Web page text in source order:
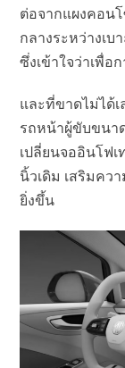
ต่อจากแผงคอน
กลางระหว่างเ
ซึ่งเข้าใจว่าเพื่อ
และที่ขาดไม่ได้
รถหน้าผู้ขับขนา
เปลี่ยนจออินโฟ
นิ้วเดิม เสริมคว
ยิ่งขึ้น